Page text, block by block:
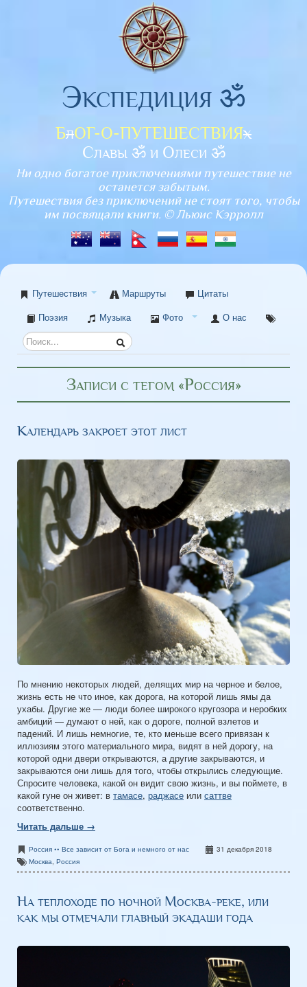
Экспедиция ॐ
БлОГ-О-ПУТЕШЕСТВИЯх
Славы ॐ и Олеси ॐ
Ни одно богатое приключениями путешествие не
останется забытым.
Путешествия без приключений не стоят того, чтобы
им посвящали книги. © Льюис Кэрролл
Путешествия Маршруты
Цитаты
Поэзия
Музыка Фото О нас
Записи с тегом «Россия»
Календарь закроет этот лист
По мнению некоторых людей, делящих мир на черное и белое,
жизнь есть не что иное, как дорога, на которой лишь ямы да
ухабы. Другие же — люди более широкого кругозора и неробких
амбиций — думают о ней, как о дороге, полной взлетов и
падений. И лишь немногие, те, кто меньше всего привязан к
иллюзиям этого материального мира, видят в ней дорогу, на
которой одни двери открываются, а другие закрываются, и
закрываются они лишь для того, чтобы открылись следующие.
Спросите человека, какой он видит свою жизнь, и вы поймете, в
какой гуне он живет: в тамасе, раджасе или саттве
соответственно.
Читать дальше →
Россия •• Все зависит от Бога и немного от нас
31 декабря 2018
Москва Россия
На теплоходе по ночной Москва-реке, или
как мы отмечали главный экадаши года